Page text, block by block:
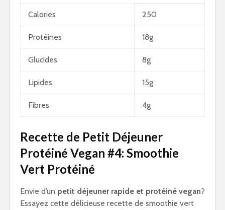
Calories 250
Protéines 18g
Glucides 8g
Lipides 15g
Fibres 4g
Recette de Petit Déjeuner
Protéiné Vegan #4: Smoothie
Vert Protéiné
Envie d’un petit déjeuner rapide et protéiné vegan?
Essayez cette délicieuse recette de smoothie vert